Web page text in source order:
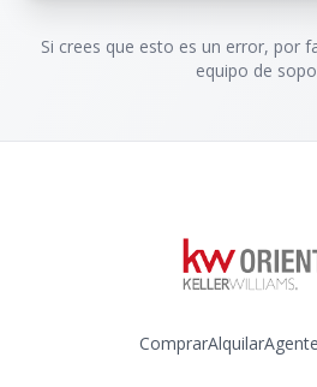
Si crees que esto es un error, por
equipo de
ComprarAlquilar